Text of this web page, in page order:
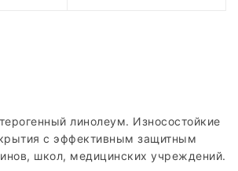
линолеум. Износостойкие
с эффективным защитным
школ, медицинских учреждений.